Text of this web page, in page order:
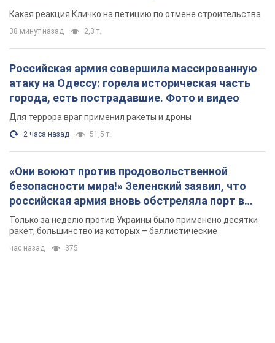
небоскреба "московского верующего"
Какая реакция Кличко на петицию по отмене строительства
38 минут назад 2,3 т.
Российская армия совершила массированную
атаку на Одессу: горела историческая часть
города, есть пострадавшие. Фото и видео
Для террора враг применил ракеты и дроны
2 часа назад 51,5 т.
«Они воюют против продовольственной
безопасности мира!» Зеленский заявил, что
российская армия вновь обстреляла порт в
Одессе
Только за неделю против Украины было применено десятки
ракет, большинство из которых – баллистические
час назад 375